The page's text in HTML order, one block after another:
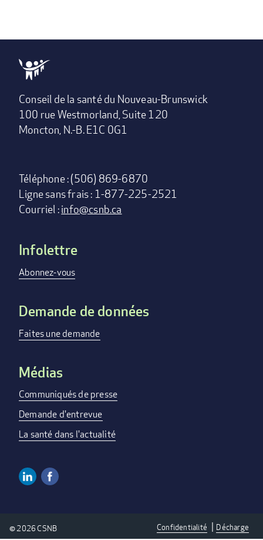
Conseil de la santé du Nouveau-Brunswick
100 rue Westmorland, Suite 120
Moncton, N.-B. E1C 0G1
Téléphone : (506) 869-6870
Ligne sans frais : 1-877-225-2521
Courriel :info@csnb.ca
Footer
menu
Infolettre
Abonnez-vous
Demande de données
Faites une demande
Médias
Communiqués de presse
Demande d'entrevue
La santé dans l'actualité
Media
Linkedin
Confidentialité Décharge
© 2026 CSNB